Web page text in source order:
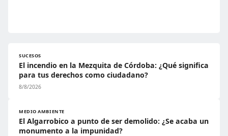
SUCESOS
El incendio en la Mezquita de Córdoba: ¿Qué significa
para tus derechos como ciudadano?
8/8/2026
MEDIO AMBIENTE
El Algarrobico a punto de ser demolido: ¿Se acaba un
monumento a la impunidad?